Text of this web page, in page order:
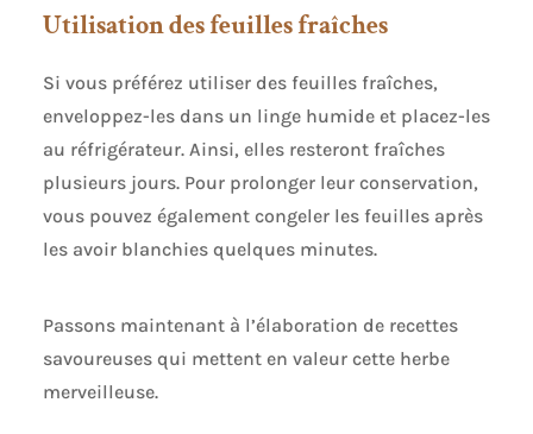
Utilisation des feuilles fraîches
Si vous préférez utiliser des feuilles fraîches,
enveloppez-les dans un linge humide et placez-les
au réfrigérateur. Ainsi, elles resteront fraîches
plusieurs jours. Pour prolonger leur conservation,
vous pouvez également congeler les feuilles après
les avoir blanchies quelques minutes.
Passons maintenant à l’élaboration de recettes
savoureuses qui mettent en valeur cette herbe
merveilleuse.